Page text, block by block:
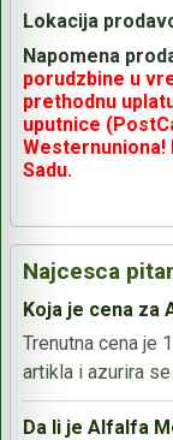
Lokacija
Napomena
porudzbine u
prethodnu
uputnice
Westernuniona!
Sadu.
Najcesca
Koja je cena za
Trenutna cena je
artikla i azurira
Da li je Alfalfa